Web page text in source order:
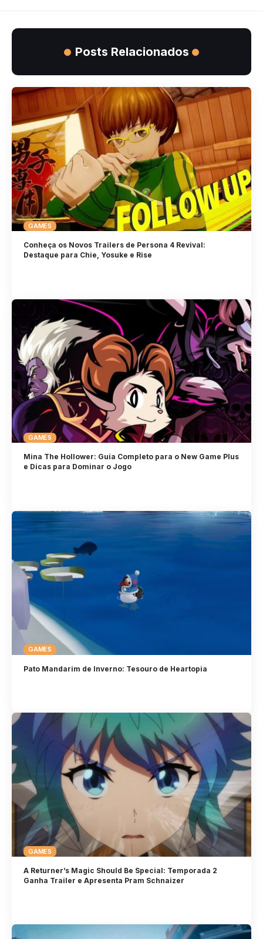
Posts Relacionados
GAMES
Conheça os Novos Trailers de Persona 4 Revival:
Destaque para Chie, Yosuke e Rise
GAMES
Mina The Hollower: Guia Completo para o New Game Plus
e Dicas para Dominar o Jogo
GAMES
Pato Mandarim de Inverno: Tesouro de Heartopia
GAMES
A Returner’s Magic Should Be Special: Temporada 2
Ganha Trailer e Apresenta Pram Schnaizer